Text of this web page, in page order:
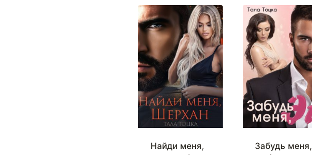
Найди меня,
Забудь меня,